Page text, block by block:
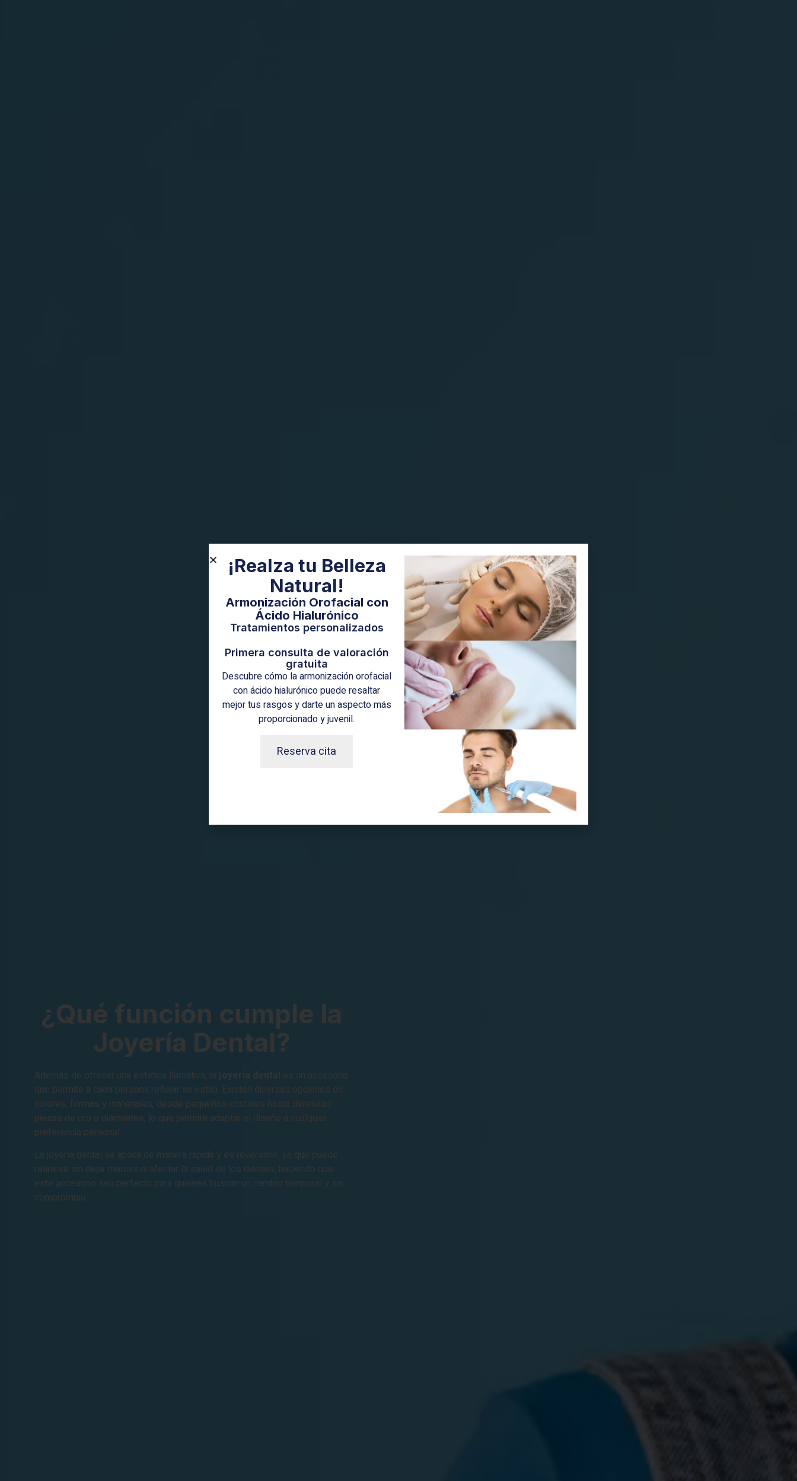
¿Qué función cumple la
Joyería Dental?
Además de ofrecer una estética llamativa, la joyería dental es un accesorio
que permite a cada persona reflejar su estilo. Existen diversas opciones de
colores, formas y materiales, desde pequeños cristales hasta diminutas
piezas de oro o diamantes, lo que permite adaptar el diseño a cualquier
preferencia personal.
La joyería dental se aplica de manera rápida y es reversible, ya que puede
retirarse sin dejar marcas ni afectar la salud de los dientes, haciendo que
este accesorio sea perfecto para quienes buscan un cambio temporal y sin
compromiso.
¡Realza tu Belleza
Natural!
Armonización Orofacial con
Ácido Hialurónico
Tratamientos personalizados
Primera consulta de valoración
gratuita
Descubre cómo la armonización orofacial
con ácido hialurónico puede resaltar
mejor tus rasgos y darte un aspecto más
proporcionado y juvenil.
Reserva cita